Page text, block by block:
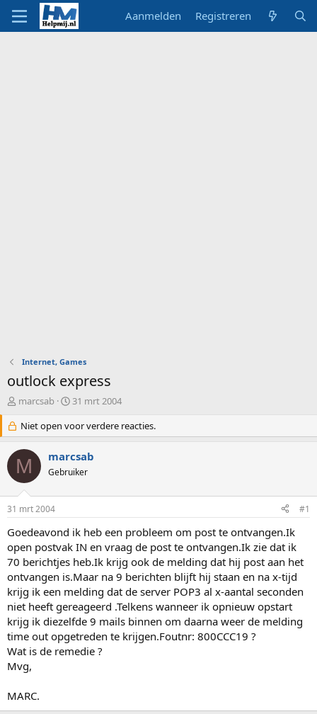
Aanmelden Registreren
Internet, Games
outlock express
O
d
e
r
w
e
s
t
a
r
t
e
r
marcsab
S
a
r
d
a
m
31 mrt 2004
Niet open voor verdere reacties.
M marcsab
Gebruiker
31 mrt 2004 #1
Goedeavond ik heb een probleem om post te ontvangen.Ik
open postvak IN en vraag de post te ontvangen.Ik zie dat ik
70 berichtjes heb.Ik krijg ook de melding dat hij post aan het
ontvangen is.Maar na 9 berichten blijft hij staan en na x-tijd
krijg ik een melding dat de server POP3 al x-aantal seconden
niet heeft gereageerd .Telkens wanneer ik opnieuw opstart
krijg ik diezelfde 9 mails binnen om daarna weer de melding
time out opgetreden te krijgen.Foutnr: 800CCC19 ?
Wat is de remedie ?
Mvg,
MARC.